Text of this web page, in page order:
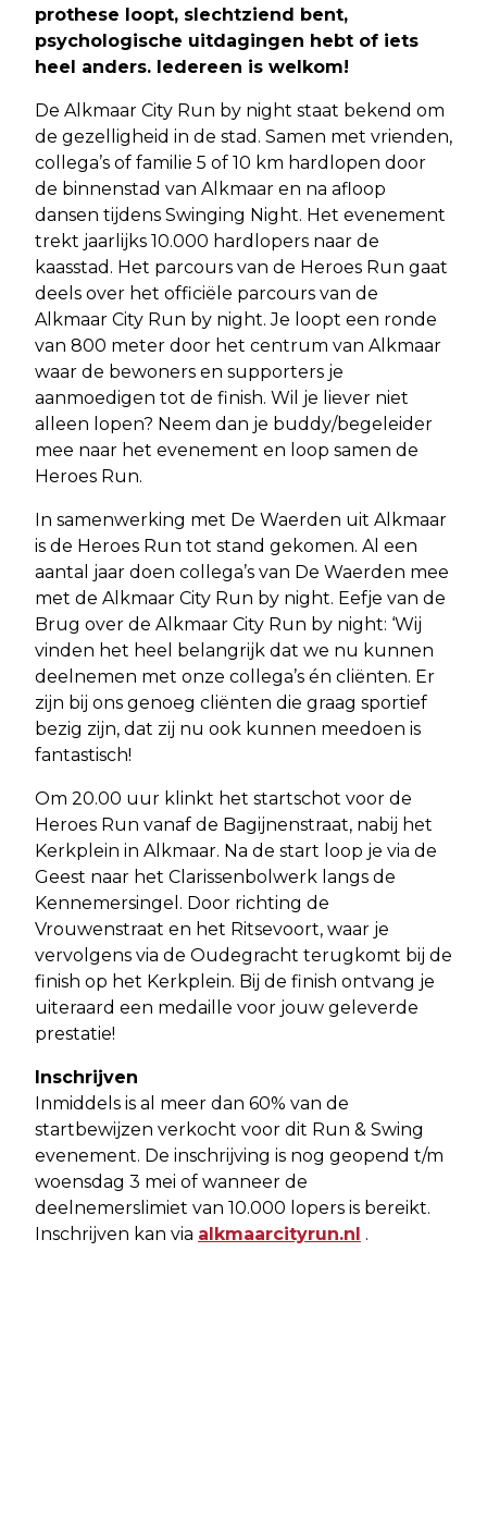
prothese loopt, slechtziend bent,
psychologische uitdagingen hebt of iets
heel anders. Iedereen is welkom!
De Alkmaar City Run by night staat bekend om
de gezelligheid in de stad. Samen met vrienden,
collega’s of familie 5 of 10 km hardlopen door
de binnenstad van Alkmaar en na afloop
dansen tijdens Swinging Night. Het evenement
trekt jaarlijks 10.000 hardlopers naar de
kaasstad. Het parcours van de Heroes Run gaat
deels over het officiële parcours van de
Alkmaar City Run by night. Je loopt een ronde
van 800 meter door het centrum van Alkmaar
waar de bewoners en supporters je
aanmoedigen tot de finish. Wil je liever niet
alleen lopen? Neem dan je buddy/begeleider
mee naar het evenement en loop samen de
Heroes Run.
In samenwerking met De Waerden uit Alkmaar
is de Heroes Run tot stand gekomen. Al een
aantal jaar doen collega’s van De Waerden mee
met de Alkmaar City Run by night. Eefje van de
Brug over de Alkmaar City Run by night: ‘Wij
vinden het heel belangrijk dat we nu kunnen
deelnemen met onze collega’s én cliënten. Er
zijn bij ons genoeg cliënten die graag sportief
bezig zijn, dat zij nu ook kunnen meedoen is
fantastisch!
Om 20.00 uur klinkt het startschot voor de
Heroes Run vanaf de Bagijnenstraat, nabij het
Kerkplein in Alkmaar. Na de start loop je via de
Geest naar het Clarissenbolwerk langs de
Kennemersingel. Door richting de
Vrouwenstraat en het Ritsevoort, waar je
vervolgens via de Oudegracht terugkomt bij de
finish op het Kerkplein. Bij de finish ontvang je
uiteraard een medaille voor jouw geleverde
prestatie!
Inschrijven
Inmiddels is al meer dan 60% van de
startbewijzen verkocht voor dit Run & Swing
evenement. De inschrijving is nog geopend t/m
woensdag 3 mei of wanneer de
deelnemerslimiet van 10.000 lopers is bereikt.
Inschrijven kan via alkmaarcityrun.nl .